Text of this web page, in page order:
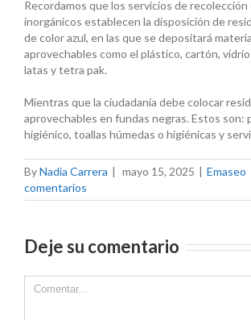
Recordamos que los servicios de
inorgánicos establecen la disposición de
de color azul, en las que se depositará
aprovechables como el plástico, cartón, vidrio
latas y tetra pak.
Mientras que la ciudadanía debe colocar
aprovechables en fundas negras. Estos son:
higiénico, toallas húmedas o higiénicas y
ByNadia Carrera | mayo 15, 2025 | Emaseo
comentarios
Deje su comentario
Comment